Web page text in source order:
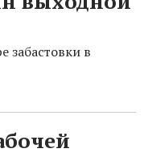
забастовки в